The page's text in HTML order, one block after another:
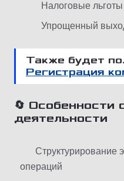
Налоговые льготы
Упрощенный
Также будет
Регистрация
🔄 Особенности
деятельности
Структурирование
операций